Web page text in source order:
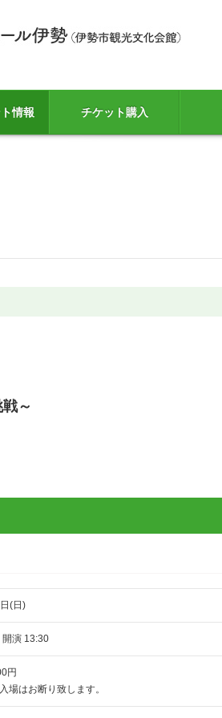
情報 チケット購入
～
(日)
開演 13:30
円
場はお断り致します。